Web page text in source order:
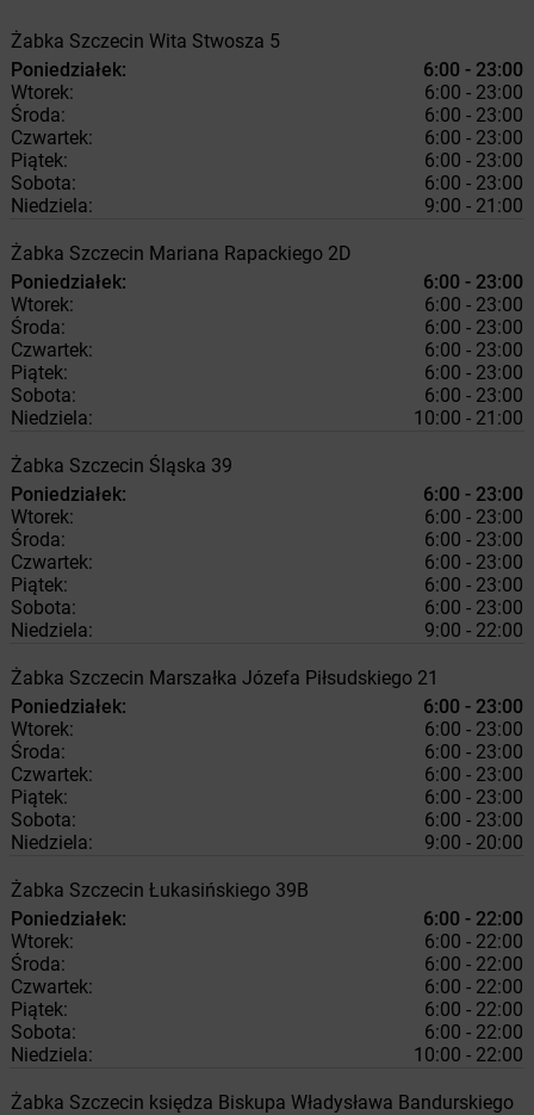
Żabka Szczecin Wita Stwosza 5
Poniedziałek:
6:00 - 23:00
Wtorek:
6:00 - 23:00
Środa:
6:00 - 23:00
Czwartek:
6:00 - 23:00
Piątek:
6:00 - 23:00
Sobota:
6:00 - 23:00
Niedziela:
9:00 - 21:00
Żabka Szczecin Mariana Rapackiego 2D
Poniedziałek:
6:00 - 23:00
Wtorek:
6:00 - 23:00
Środa:
6:00 - 23:00
Czwartek:
6:00 - 23:00
Piątek:
6:00 - 23:00
Sobota:
6:00 - 23:00
Niedziela:
10:00 - 21:00
Żabka Szczecin Śląska 39
Poniedziałek:
6:00 - 23:00
Wtorek:
6:00 - 23:00
Środa:
6:00 - 23:00
Czwartek:
6:00 - 23:00
Piątek:
6:00 - 23:00
Sobota:
6:00 - 23:00
Niedziela:
9:00 - 22:00
Żabka Szczecin Marszałka Józefa Piłsudskiego 21
Poniedziałek:
6:00 - 23:00
Wtorek:
6:00 - 23:00
Środa:
6:00 - 23:00
Czwartek:
6:00 - 23:00
Piątek:
6:00 - 23:00
Sobota:
6:00 - 23:00
Niedziela:
9:00 - 20:00
Żabka Szczecin Łukasińskiego 39B
Poniedziałek:
6:00 - 22:00
Wtorek:
6:00 - 22:00
Środa:
6:00 - 22:00
Czwartek:
6:00 - 22:00
Piątek:
6:00 - 22:00
Sobota:
6:00 - 22:00
Niedziela:
10:00 - 22:00
Żabka Szczecin księdza Biskupa Władysława Bandurskiego